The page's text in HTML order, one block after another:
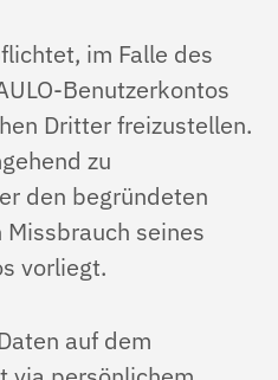
im Falle des
Benutzerkontos
Dritter freizustellen.
zu
den begründeten
seines
vorliegt.
auf dem